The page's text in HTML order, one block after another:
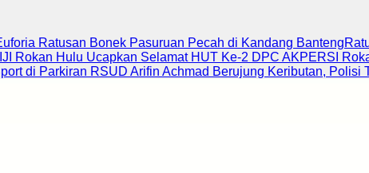
Ratusan Bonek Pasuruan Pecah di Kandang Banteng
Rokan Hulu Ucapkan Selamat HUT Ke-2 DPC AKPERSI
di Parkiran RSUD Arifin Achmad Berujung Keributan, Polisi